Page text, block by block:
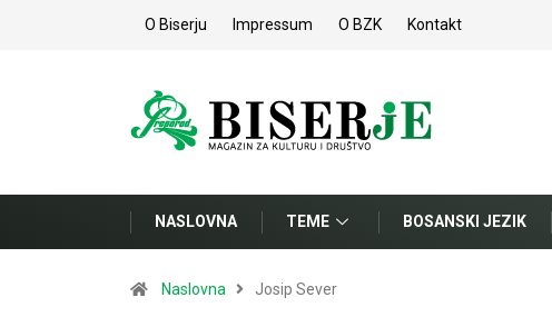
O Biserju Impressum O BZK Kontakt
NASLOVNA TEME BOSANSKI JEZIK
Naslovna Josip Sever